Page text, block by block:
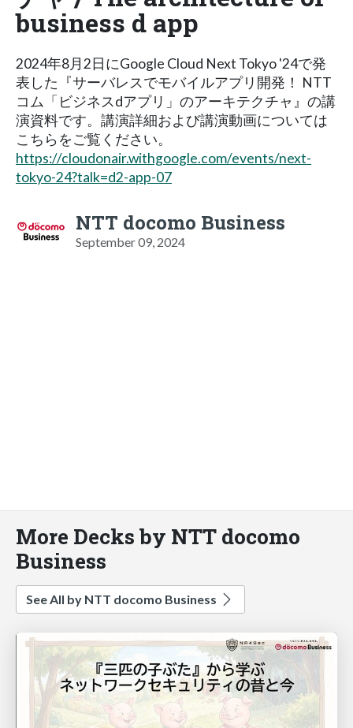
business d app
2024年8月2日にGoogle Cloud Next Tokyo '24で発
表した『サーバレスでモバイルアプリ開発！ NTT
コム「ビジネスdアプリ」のアーキテクチャ』の講
演資料です。講演詳細および講演動画については
こちらをご覧ください。
https://cloudonair.withgoogle.com/events/next-
tokyo-24?talk=d2-app-07
NTT docomo Business
September 09, 2024
More Decks by NTT docomo
Business
See All by NTT docomo Business